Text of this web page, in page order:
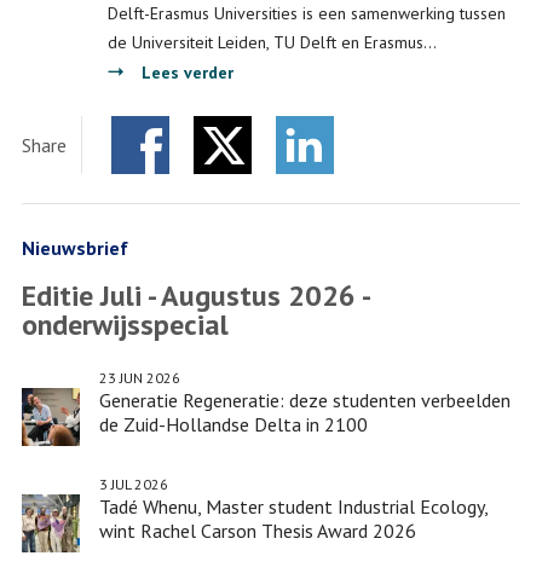
Delft-Erasmus Universities is een samenwerking tussen
de Universiteit Leiden, TU Delft en Erasmus…
Lees verder
Den
Haag
vernieuwen
wijk
Share
Nieuwsbrief
Editie Juli - Augustus 2026 -
onderwijsspecial
Generatie Regeneratie: deze studenten verbeelden
de Zuid-Hollandse Delta in 2100
23 JUN 2026
Tadé Whenu, Master student Industrial Ecology,
wint Rachel Carson Thesis Award 2026
3 JUL 2026